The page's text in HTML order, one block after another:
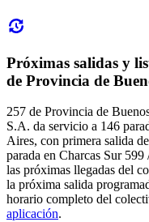
Próximas salidas y
de Provincia de
257 de Provincia de
S.A. da servicio a 146
Aires, con primera salida
parada en Charcas Sur
las próximas llegadas del
la próxima salida
horario completo del
aplicación.